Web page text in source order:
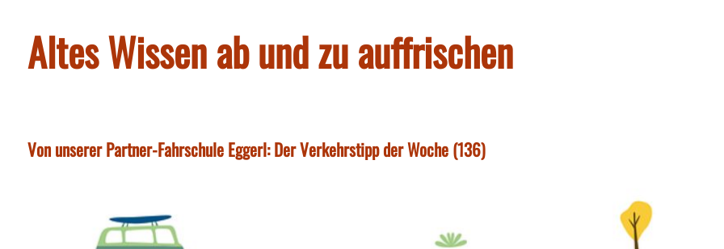
Altes Wissen ab und zu auffrischen
Von unserer Partner-Fahrschule Eggerl: Der Verkehrstipp der Woche (136)